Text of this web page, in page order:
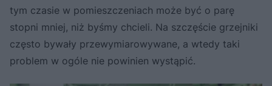
tym czasie w pomieszczeniach może być o parę
stopni mniej, niż byśmy chcieli. Na szczęście grzejniki
często bywały przewymiarowywane, a wtedy taki
problem w ogóle nie powinien wystąpić.